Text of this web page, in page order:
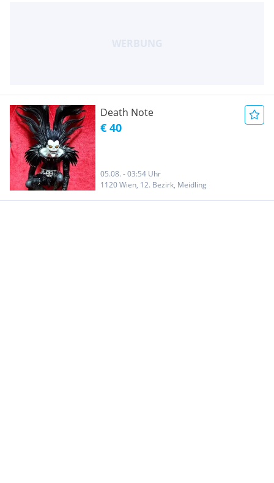
Death Note
€ 40
05.08. - 03:54 Uhr
1120 Wien, 12. Bezirk, Meidling